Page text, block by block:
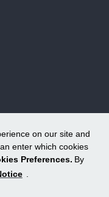
on our site and
enter which cookies
Preferences. By
.